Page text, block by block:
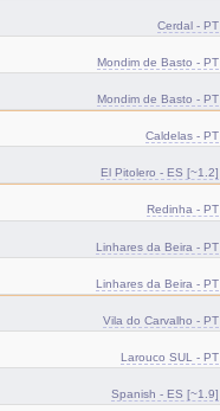
Cerdal - PT
Mondim de Basto - PT
Mondim de Basto - PT
Caldelas - PT
El Pitolero - ES [~1.2]
Redinha - PT
Linhares da Beira - PT
Linhares da Beira - PT
Vila do Carvalho - PT
Larouco SUL - PT
Spanish - ES [~1.9]